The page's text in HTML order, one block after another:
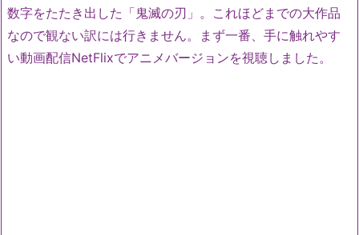
数字をたたき出した「鬼滅の刃」。これほどまでの大作品
なので観ない訳には行きません。まず一番、手に触れやす
い動画配信NetFlixでアニメバージョンを視聴しました。